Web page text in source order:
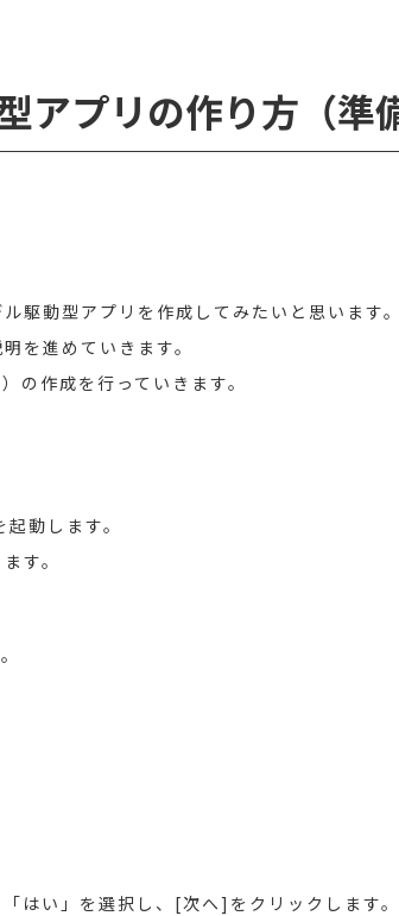
アプリの作り方（準
駆動型アプリを作成してみたいと思います
を進めていきます。
の作成を行っていきます。
動します。
す。
はい」を選択し、[次へ]をクリックします。